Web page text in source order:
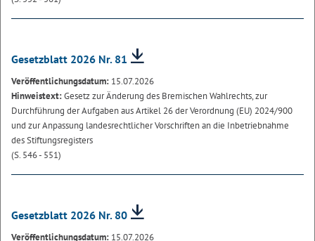
Gesetzblatt 2026 Nr. 81
Veröffentlichungsdatum: 15.07.2026
Hinweistext:Gesetz zur Änderung des Bremischen Wahlrechts, zur
Durchführung der Aufgaben aus Artikel 26 der Verordnung (EU) 2024/900
und zur Anpassung landesrechtlicher Vorschriften an die Inbetriebnahme
des Stiftungsregisters
(S. 546 - 551)
Gesetzblatt 2026 Nr. 80
Veröffentlichungsdatum: 15.07.2026